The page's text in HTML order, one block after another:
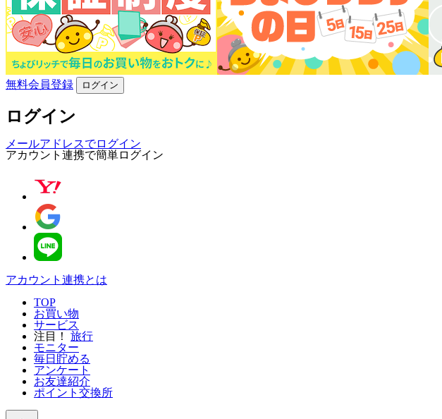
無料会員登録 ログイン
ログイン
メールアドレスでログイン
アカウント連携で簡単ログイン
アカウント連携とは
TOP
お買い物
サービス
注目！
旅行
モニター
毎日貯める
アンケート
お友達紹介
ポイント交換所